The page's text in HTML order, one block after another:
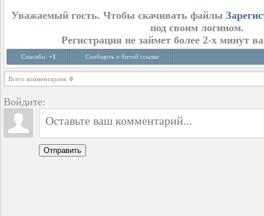
Уважаемый гость. Чтобы скачивать файлы
под своим логином.
Регистрация не займет более 2-х минут
Спасибо: +1 Сообщить о битой ссылке
Всего комментариев: 0
Войдите:
Отправить